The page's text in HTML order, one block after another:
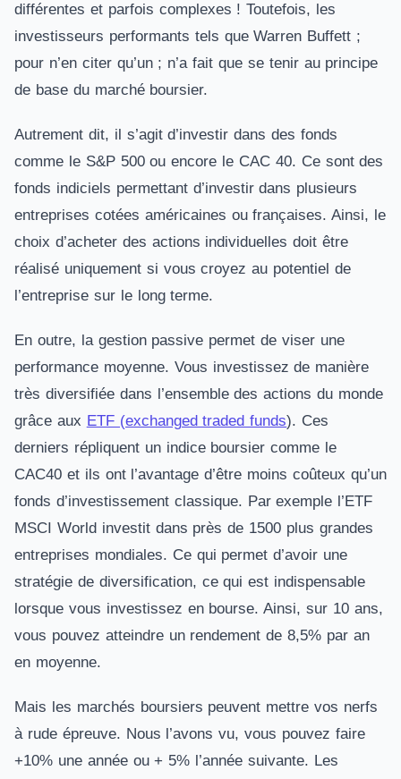
différentes et parfois complexes ! Toutefois, les
investisseurs performants tels que Warren Buffett ;
pour n’en citer qu’un ; n’a fait que se tenir au principe
de base du marché boursier.
Autrement dit, il s’agit d’investir dans des fonds
comme le S&P 500 ou encore le CAC 40. Ce sont des
fonds indiciels permettant d’investir dans plusieurs
entreprises cotées américaines ou françaises. Ainsi, le
choix d’acheter des actions individuelles doit être
réalisé uniquement si vous croyez au potentiel de
l’entreprise sur le long terme.
En outre, la gestion passive permet de viser une
performance moyenne. Vous investissez de manière
très diversifiée dans l’ensemble des actions du monde
grâce aux ETF (exchanged traded funds). Ces
derniers répliquent un indice boursier comme le
CAC40 et ils ont l’avantage d’être moins coûteux qu’un
fonds d’investissement classique. Par exemple l’ETF
MSCI World investit dans près de 1500 plus grandes
entreprises mondiales. Ce qui permet d’avoir une
stratégie de diversification, ce qui est indispensable
lorsque vous investissez en bourse. Ainsi, sur 10 ans,
vous pouvez atteindre un rendement de 8,5% par an
en moyenne.
Mais les marchés boursiers peuvent mettre vos nerfs
à rude épreuve. Nous l’avons vu, vous pouvez faire
+10% une année ou + 5% l’année suivante. Les